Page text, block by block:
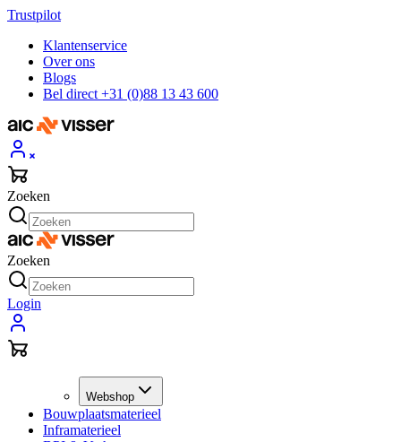
Trustpilot
Klantenservice
Over ons
Blogs
Bel direct +31 (0)88 13 43 600
Zoeken
Zoeken
Login
Webshop
Bouwplaatsmaterieel
Inframaterieel